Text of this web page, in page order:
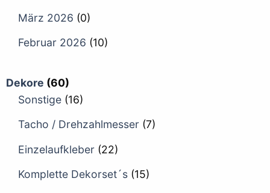
März 2026 (0)
Februar 2026 (10)
Dekore (60)
Sonstige (16)
Tacho / Drehzahlmesser (7)
Einzelaufkleber (22)
Komplette Dekorset´s (15)